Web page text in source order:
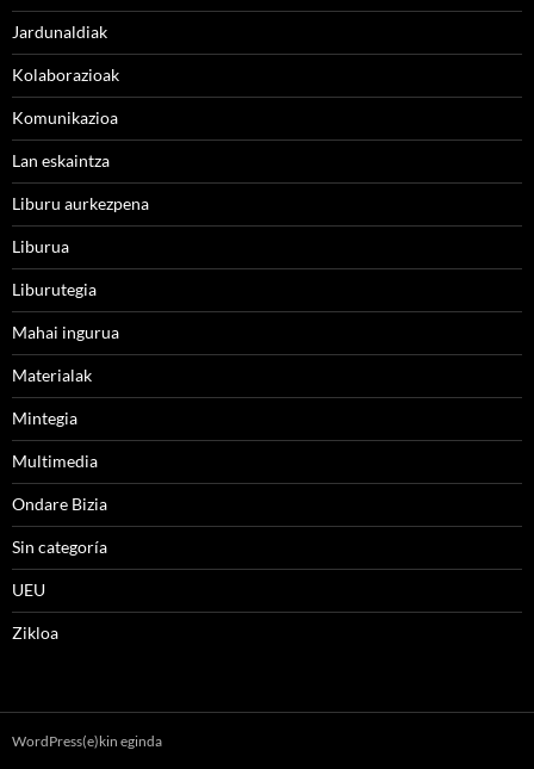
Jardunaldiak
Kolaborazioak
Komunikazioa
Lan eskaintza
Liburu aurkezpena
Liburua
Liburutegia
Mahai ingurua
Materialak
Mintegia
Multimedia
Ondare Bizia
Sin categoría
UEU
Zikloa
WordPress(e)kin eginda